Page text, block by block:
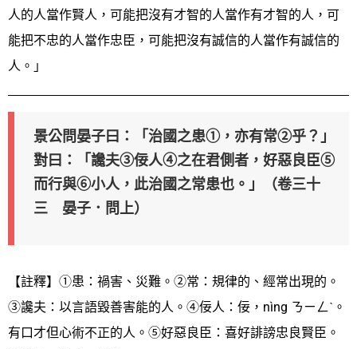
人的人當作賢人，可能把沒有才智的人當作有才智的人，可
能把不忠的人當作忠臣，可能把沒有誠信的人當作有誠信的
人。」
景公問晏子曰：「治國之患①，亦有常②乎？」
對曰：「讒夫③佞人④之在君側者，好惡良臣⑤
而行與⑥小人，此治國之常患也。」（卷三十
三 晏子．問上）
【註釋】①患：禍害、災難。②常：規律的、經常出現的。
③讒夫：以言語毀善害能的人。④佞人：佞，nìng ㄋㄧㄥˋ。
有口才但心術不正的人。⑤好惡良臣：喜好誹謗忠良賢臣。